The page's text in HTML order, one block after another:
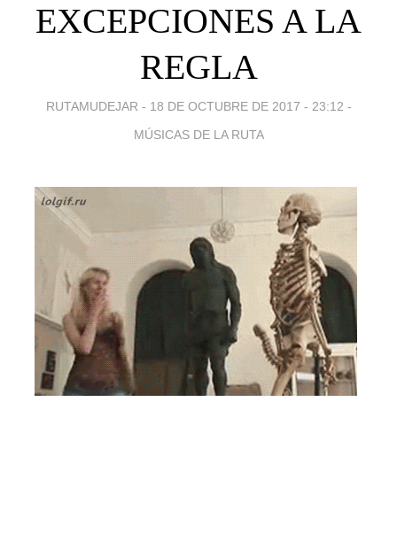
EXCEPCIONES A LA
REGLA
RUTAMUDEJAR - 18 DE OCTUBRE DE 2017 - 23:12 -
MÚSICAS DE LA RUTA